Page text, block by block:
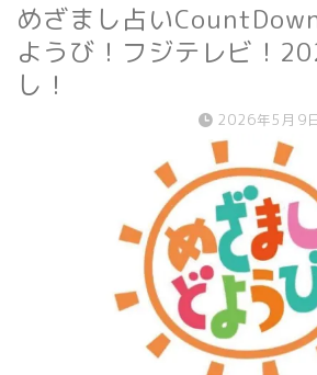
めざまし占い
ようび！フジテレビ！
し！
2026年5月9